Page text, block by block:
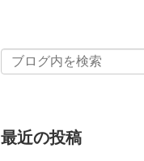
最近の投稿